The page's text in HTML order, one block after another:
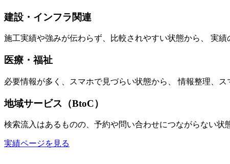
建設・インフラ関連
施工実績や強みが伝わらず、比較されやすい状態から、 実
医療・福祉
必要情報が多く、スマホで見づらい状態から、 情報整理、
地域サービス（BtoC）
検索流入はあるものの、予約や問い合わせにつながらない状
実績ページを見る